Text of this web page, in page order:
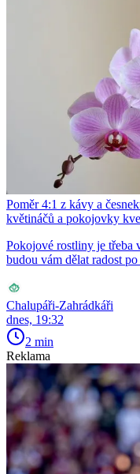
Poměr 4:1 z kávy a
květináčů a pokojovky
Pokojové rostliny je třeba
budou vám dělat radost
Chalupáři-Zahrádkáři
dnes, 19:32
2 min
Reklama